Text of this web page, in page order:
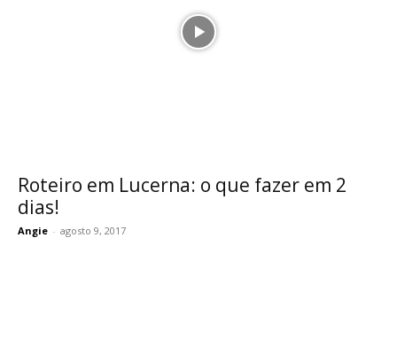
Roteiro em Lucerna: o que fazer em 2
dias!
Angie - agosto 9, 2017